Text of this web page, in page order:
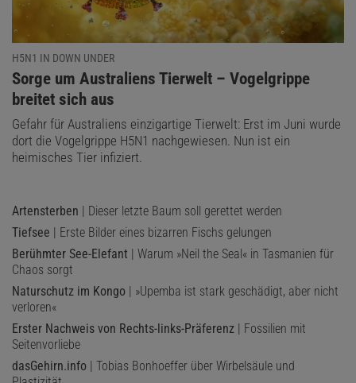
H5N1 IN DOWN UNDER
:
Sorge um Australiens Tierwelt – Vogelgrippe
breitet sich aus
Gefahr für Australiens einzigartige Tierwelt: Erst im Juni wurde
dort die Vogelgrippe H5N1 nachgewiesen. Nun ist ein
heimisches Tier infiziert.
Artensterben | Dieser letzte Baum soll gerettet werden
Tiefsee | Erste Bilder eines bizarren Fischs gelungen
Berühmter See-Elefant | Warum »Neil the Seal« in Tasmanien für
Chaos sorgt
Naturschutz im Kongo | »Upemba ist stark geschädigt, aber nicht
verloren«
Erster Nachweis von Rechts-links-Präferenz | Fossilien mit
Seitenvorliebe
dasGehirn.info | Tobias Bonhoeffer über Wirbelsäule und